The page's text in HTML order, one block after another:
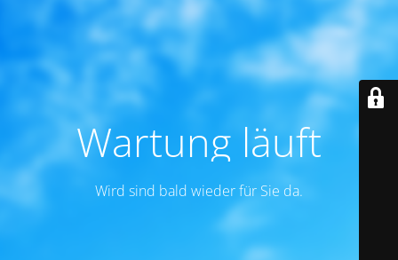
Wartung läuft
Wird sind bald wieder für Sie da.